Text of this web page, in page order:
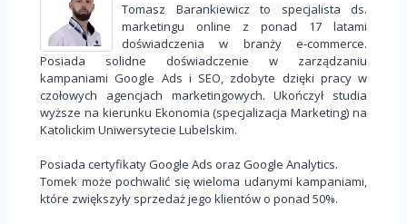
Tomasz Barankiewicz to specjalista ds.
marketingu online z ponad 17 latami
doświadczenia w branży e-commerce.
Posiada solidne doświadczenie w zarządzaniu
kampaniami Google Ads i SEO, zdobyte dzięki pracy w
czołowych agencjach marketingowych. Ukończył studia
wyższe na kierunku Ekonomia (specjalizacja Marketing) na
Katolickim Uniwersytecie Lubelskim.
Posiada certyfikaty Google Ads oraz Google Analytics.
Tomek może pochwalić się wieloma udanymi kampaniami,
które zwiększyły sprzedaż jego klientów o ponad 50%.